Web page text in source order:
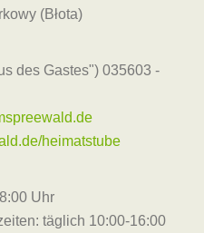
(Błota)
des Gastes") 035603 -
heimatstube
Uhr
täglich 10:00-16:00